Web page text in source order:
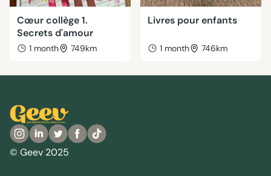
Cœur collège 1.
Secrets d'amour
1 month 749km
Livres pour enfants
1 month 746km
© Geev 2025